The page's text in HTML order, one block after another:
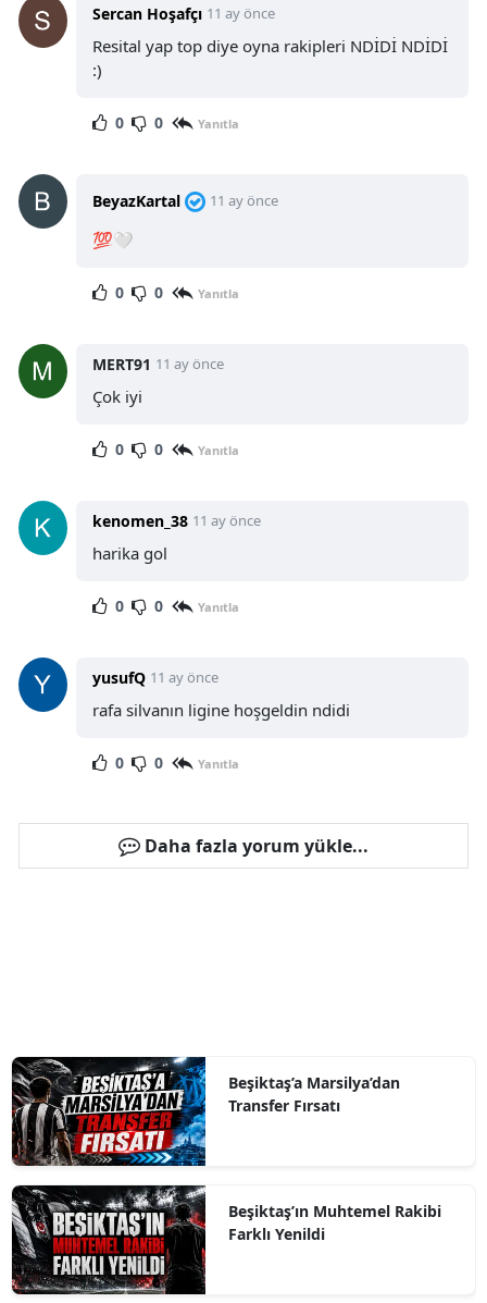
Sercan Hoşafçı 11 ay önce
Resital yap top diye oyna rakipleri NDİDİ NDİDİ
:)
0 0 Yanıtla
BeyazKartal 11 ay önce
💯🤍
0 0 Yanıtla
MERT91 11 ay önce
Çok iyi
0 0 Yanıtla
kenomen_38 11 ay önce
harika gol
0 0 Yanıtla
yusufQ 11 ay önce
rafa silvanın ligine hoşgeldin ndidi
0 0 Yanıtla
Daha fazla yorum yükle...
Beşiktaş’a Marsilya’dan
Transfer Fırsatı
Beşiktaş’ın Muhtemel Rakibi
Farklı Yenildi